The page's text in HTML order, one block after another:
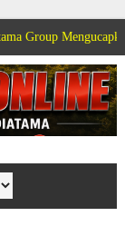
Selamat